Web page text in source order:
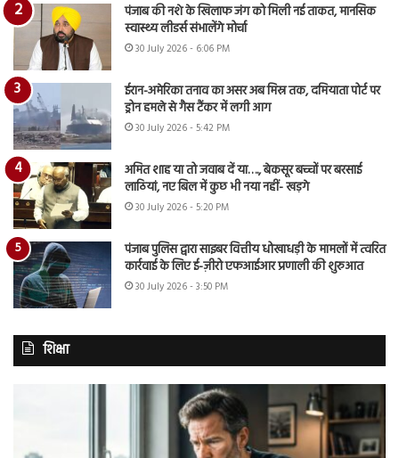
पंजाब की नशे के खिलाफ जंग को मिली नई ताकत, मानसिक
स्वास्थ्य लीडर्स संभालेंगे मोर्चा
30 July 2026 - 6:06 PM
ईरान-अमेरिका तनाव का असर अब मिस्र तक, दमियाता पोर्ट पर
ड्रोन हमले से गैस टैंकर में लगी आग
30 July 2026 - 5:42 PM
अमित शाह या तो जवाब दें या…., बेकसूर बच्चों पर बरसाई
लाठियां, नए बिल में कुछ भी नया नहीं- खड़गे
30 July 2026 - 5:20 PM
पंजाब पुलिस द्वारा साइबर वित्तीय धोखाधड़ी के मामलों में त्वरित
कार्रवाई के लिए ई-ज़ीरो एफआईआर प्रणाली की शुरुआत
30 July 2026 - 3:50 PM
शिक्षा